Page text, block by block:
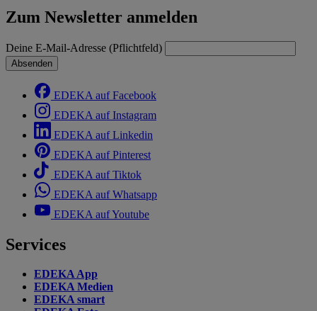
Zum Newsletter anmelden
Deine E-Mail-Adresse (Pflichtfeld)
Absenden
EDEKA auf Facebook
EDEKA auf Instagram
EDEKA auf Linkedin
EDEKA auf Pinterest
EDEKA auf Tiktok
EDEKA auf Whatsapp
EDEKA auf Youtube
Services
EDEKA App
EDEKA Medien
EDEKA smart